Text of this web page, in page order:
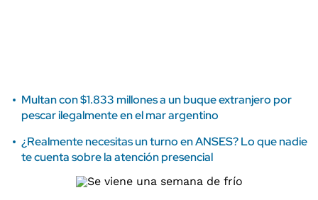
Multan con $1.833 millones a un buque extranjero por
pescar ilegalmente en el mar argentino
¿Realmente necesitas un turno en ANSES? Lo que nadie
te cuenta sobre la atención presencial